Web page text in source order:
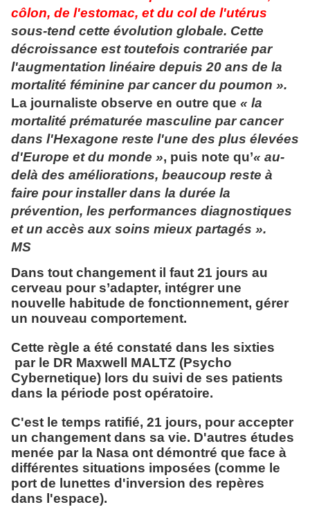
côlon, de l'estomac, et du col de l'utérus
sous-tend cette évolution globale. Cette
décroissance est toutefois contrariée par
l'augmentation linéaire depuis 20 ans de la
mortalité féminine par cancer du poumon ».
La journaliste observe en outre que « la
mortalité prématurée masculine par cancer
dans l'Hexagone reste l'une des plus élevées
d'Europe et du monde », puis note qu’« au-
delà des améliorations, beaucoup reste à
faire pour installer dans la durée la
prévention, les performances diagnostiques
et un accès aux soins mieux partagés ».
MS
Dans tout changement il faut 21 jours au
cerveau pour s’adapter, intégrer une
nouvelle habitude de fonctionnement, gérer
un nouveau comportement.
Cette règle a été constaté dans les sixties
par le DR Maxwell MALTZ (Psycho
Cybernetique) lors du suivi de ses patients
dans la période post opératoire.
C'est le temps ratifié, 21 jours, pour accepter
un changement dans sa vie. D'autres études
menée par la Nasa ont démontré que face à
différentes situations imposées (comme le
port de lunettes d'inversion des repères
dans l'espace).